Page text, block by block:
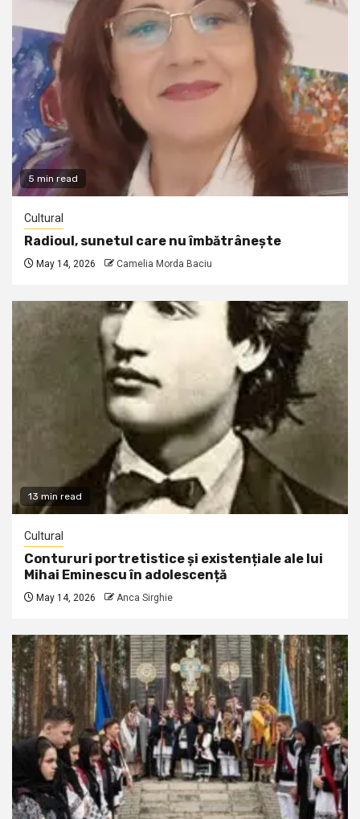
5 min read
Cultural
Radioul, sunetul care nu îmbătrânește
May 14, 2026 Camelia Morda Baciu
13 min read
Cultural
Contururi portretistice și existențiale ale lui
Mihai Eminescu în adolescență
May 14, 2026 Anca Sirghie